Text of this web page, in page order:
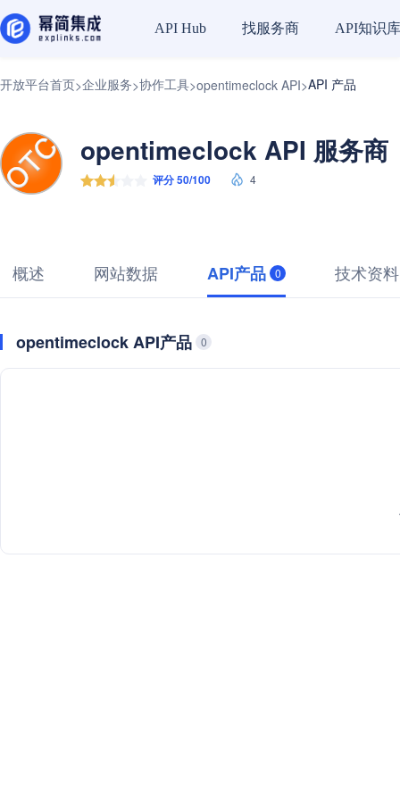
API Hub 找服务商 API知识库
开放平台首页>企业服务>协作工具>opentimeclock API>API 产品
opentimeclock API 服务商
评分 50/100 4
概述 网站数据 API产品 0 技术资料
opentimeclock API产品 0